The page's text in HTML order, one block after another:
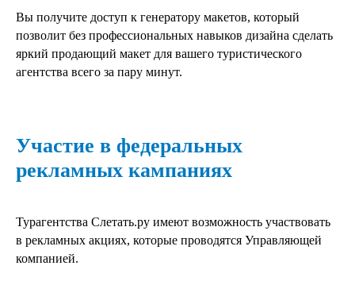
Вы получите доступ к генератору макетов, который
позволит без профессиональных навыков дизайна сделать
яркий продающий макет для вашего туристического
агентства всего за пару минут.
Участие в федеральных
рекламных кампаниях
Турагентства Слетать.ру имеют возможность участвовать
в рекламных акциях, которые проводятся Управляющей
компанией.